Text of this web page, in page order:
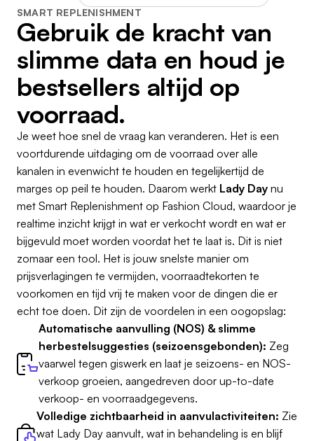
SMART REPLENISHMENT
Gebruik de kracht van
slimme data en houd je
bestsellers altijd op
voorraad.
Je weet hoe snel de vraag kan veranderen. Het is een
voortdurende uitdaging om de voorraad over alle
kanalen in evenwicht te houden en tegelijkertijd de
marges op peil te houden. Daarom werkt Lady Day nu
met Smart Replenishment op Fashion Cloud, waardoor je
realtime inzicht krijgt in wat er verkocht wordt en wat er
bijgevuld moet worden voordat het te laat is. Dit is niet
zomaar een tool. Het is jouw snelste manier om
prijsverlagingen te vermijden, voorraadtekorten te
voorkomen en tijd vrij te maken voor de dingen die er
echt toe doen. Dit zijn de voordelen in een oogopslag:
Automatische aanvulling (NOS) & slimme
herbestelsuggesties (seizoensgebonden): Zeg
vaarwel tegen giswerk en laat je seizoens- en NOS-
verkoop groeien, aangedreven door up-to-date
verkoop- en voorraadgegevens.
Volledige zichtbaarheid in aanvulactiviteiten: Zie
wat Lady Day aanvult, wat in behandeling is en blijf